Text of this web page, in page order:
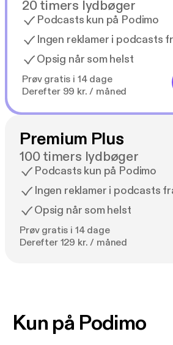
20 timers lydbøger
Podcasts kun på Podimo
Ingen reklamer i podcasts
Opsig når som helst
Prøv gratis i 14 dage
Derefter 99 kr. / måned
Premium Plus
100 timers lydbøger
Podcasts kun på Podimo
Ingen reklamer i podcasts
Opsig når som helst
Prøv gratis i 14 dage
Derefter 129 kr. / måned
Kun på Podimo